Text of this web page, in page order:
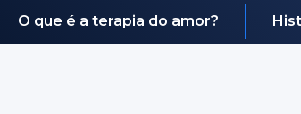
O que é a terapia do amor?